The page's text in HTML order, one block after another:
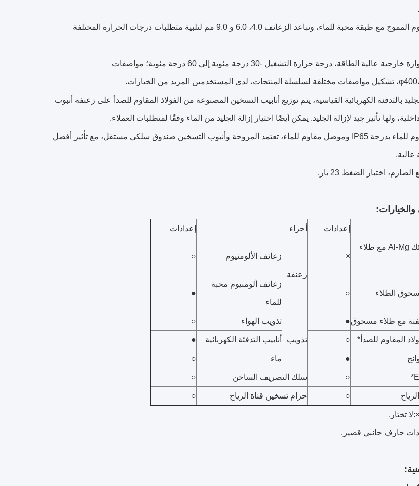
● زعانف من الألومنيوم المموج مع طبقة محبة للماء، وتباعد الزعانف 4.0، 6.0 و 9.0 مم لتلبية متطلبات درجات الحرارة المختلفة
● المروحة: مروحة دوارة خارجية عالية الطاقة، درجة حرارة التشغيل -30 درجة مئوية إلى 60 درجة مئوية؛ مواصفات
بالتدفئة الكهربائية القياسية، يتم توزيع أنابيب التسخين المصنوعة من الفولاذ المقاوم للصدأ على زعنفة أنبوب
ولها تأثير جيد لإزالة الجليد. يمكن أيضًا اختيار إزالة الجليد من الماء وفقًا لمتطلبات العملاء.
● صندوق توصيل مقاوم للماء بدرجة IP65 وموصل مقاوم للماء، تعتمد المروحة وأنبوب التسخين صندوق سلكي مستقل، مع تأثير أفضل
عالية.
اختبار الضغط 23 بار.
إعدادات أجزاء إعدادات
صفائح سبائك Al-Mg مع طلاء
×
زعنفة
زعانف الألومنيوم ○
الطلاء ○
زعانف ألومنيوم محبة
للماء
●
مع طلاء مسحوق●
تذويب
تذويب الهواء ○
المقاوم للصدأ* ○ أنابيب التدفئة الكهربائية ●
● ماء ○
○ سلك التصريف الساخن ○
○ حزام تسخين قناة الرياح ○
تختار.
ذات حارف جانبي قصير.